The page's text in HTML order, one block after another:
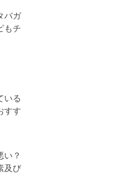
バガ
もチ
いる
すす
い？
及び